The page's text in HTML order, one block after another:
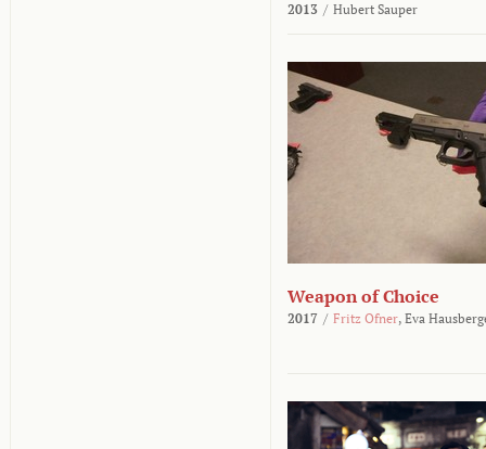
2013 / Hubert Sauper
Weapon of Choice
2017 / Fritz Ofner, Eva